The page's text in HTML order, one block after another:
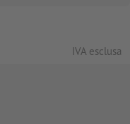
IVA esclusa